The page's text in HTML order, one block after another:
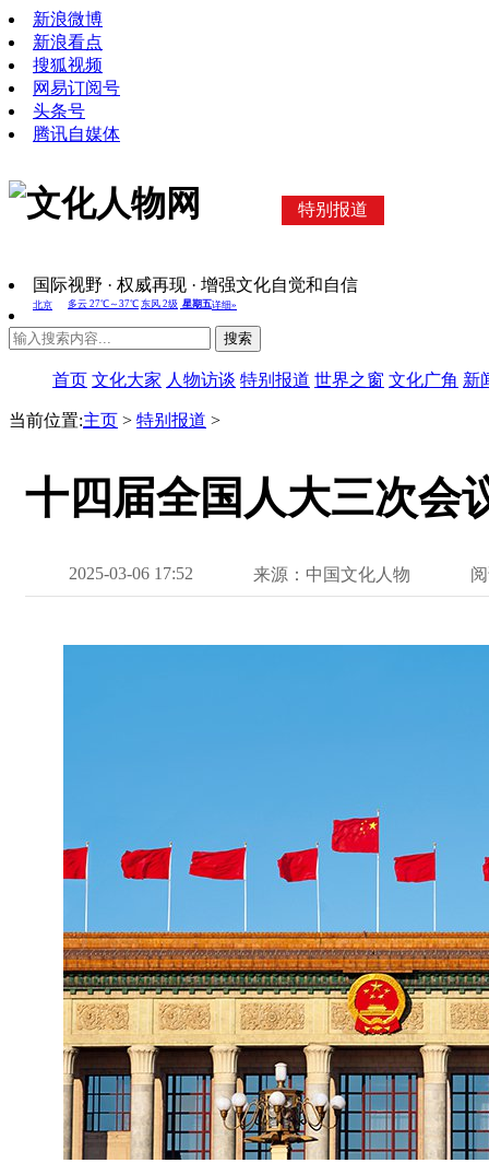
新浪微博
新浪看点
搜狐视频
网易订阅号
头条号
腾讯自媒体
特别报道
国际视野 · 权威再现 · 增强文化自觉和自信
搜索
首页 文化大家 人物访谈 特别报道 世界之窗 文化广角 新
当前位置:主页 > 特别报道 >
十四届全国人大三次会
2025-03-06 17:52 来源：中国文化人物